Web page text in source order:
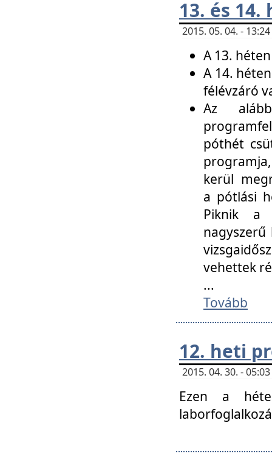
13. és
2015. 05. 04. -
A 13.
A 14.
félévzáró
Az
póthét
kerül
a pótlási
Piknik a
vehettek
...
Tovább
12. heti
2015. 04. 30. -
Ezen a